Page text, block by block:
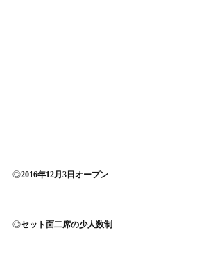
◎2016年12月3日オープン
◎セット面二席の少人数制